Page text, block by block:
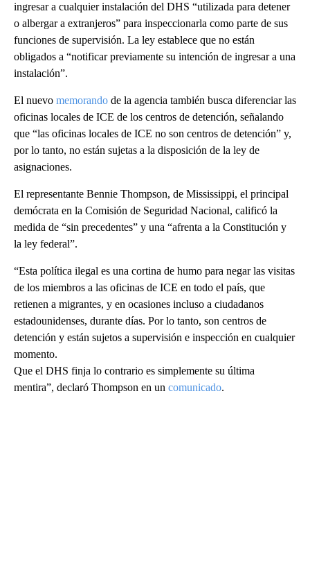
ingresar a cualquier instalación del DHS “utilizada para detener
o albergar a extranjeros” para inspeccionarla como parte de sus
funciones de supervisión. La ley establece que no están
obligados a “notificar previamente su intención de ingresar a una
instalación”.
El nuevo memorando de la agencia también busca diferenciar las
oficinas locales de ICE de los centros de detención, señalando
que “las oficinas locales de ICE no son centros de detención” y,
por lo tanto, no están sujetas a la disposición de la ley de
asignaciones.
El representante Bennie Thompson, de Mississippi, el principal
demócrata en la Comisión de Seguridad Nacional, calificó la
medida de “sin precedentes” y una “afrenta a la Constitución y
la ley federal”.
“Esta política ilegal es una cortina de humo para negar las visitas
de los miembros a las oficinas de ICE en todo el país, que
retienen a migrantes, y en ocasiones incluso a ciudadanos
estadounidenses, durante días. Por lo tanto, son centros de
detención y están sujetos a supervisión e inspección en cualquier
momento.
Que el DHS finja lo contrario es simplemente su última
mentira”, declaró Thompson en un comunicado.